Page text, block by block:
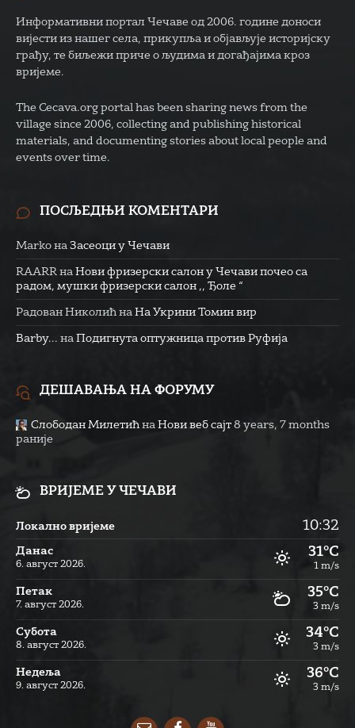
Информативни портал Чечаве од 2006. године доноси
вијести из нашег села, прикупља и објављује историјску
грађу, те биљежи приче о људима и догађајима кроз
вријеме.
The Cecava.org portal has been sharing news from the
village since 2006, collecting and publishing historical
materials, and documenting stories about local people and
events over time.
ПОСЉЕДЊИ КОМЕНТАРИ
Marko на Засеоци у Чечави
RAARR на Нови фризерски салон у Чечави почео са
радом, мушки фризерски салон ,, Ђоле “
Радован Николић на На Укрини Томин вир
Barby... на Подигнута оптужница против Руфија
ДЕШАВАЊА НА ФОРУМУ
Слободан Милетић на Нови веб сајт 8 years, 7 months
раније
ВРИЈЕМЕ У ЧЕЧАВИ
Локално вријеме 10:32
Данас
6. август 2026.
31°C
1 m/s
Петак
7. август 2026.
35°C
3 m/s
Субота
8. август 2026.
34°C
3 m/s
Недеља
9. август 2026.
36°C
3 m/s
EmailFacebookYouTube